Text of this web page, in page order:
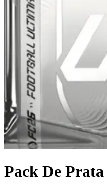
Pack De Prata